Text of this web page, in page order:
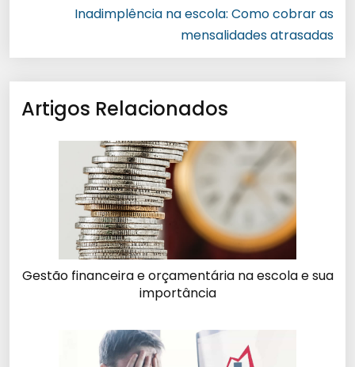
Inadimplência na escola: Como cobrar as
mensalidades atrasadas
Artigos Relacionados
Gestão financeira e orçamentária na escola e sua
importância